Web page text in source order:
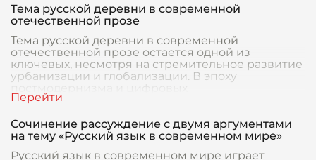
Тема русской деревни в современной
отечественной прозе
Тема русской деревни в современной
отечественной прозе остается одной из
ключевых, несмотря на стремительное развитие
урбанизации и глобализации. В эпоху
Сочинение рассуждение с двумя аргументами
на тему «Русский язык в современном мире»
Русский язык в современном мире играет